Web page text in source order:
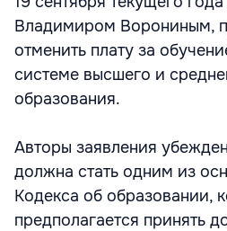
Владимиром Ворониным,
отменить плату за
системе высшего и
образования.
Авторы заявления
должна стать одним из
Кодекса об образовании,
предполагается принять